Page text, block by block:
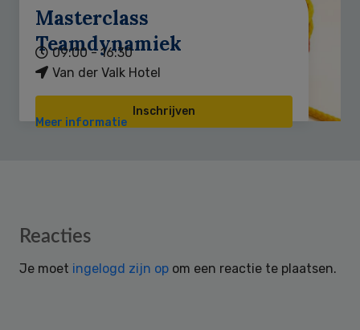
Masterclass
Teamdynamiek
09:00 - 16:30
Van der Valk Hotel
Inschrijven
Meer informatie
Reader
Reacties
Je moet ingelogd zijn op om een reactie te plaatsen.